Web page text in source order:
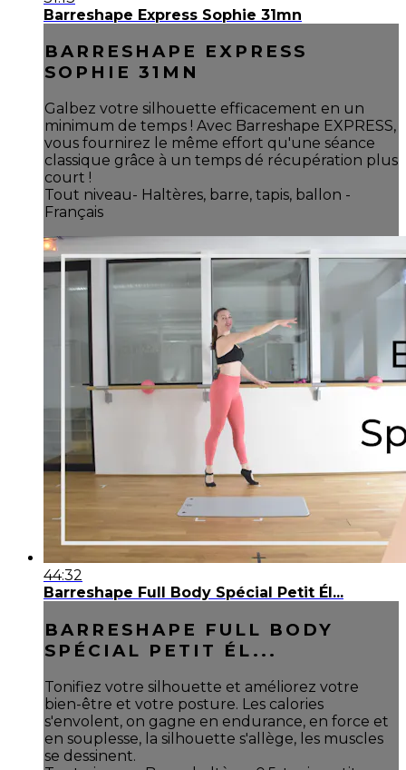
Barreshape Express Sophie 31mn
BARRESHAPE EXPRESS
SOPHIE 31MN
Galbez votre silhouette efficacement en un
minimum de temps ! Avec Barreshape EXPRESS,
vous fournirez le même effort qu'une séance
classique grâce à un temps dé récupération plus
court !
Tout niveau- Haltères, barre, tapis, ballon -
Français
44:32
Barreshape Full Body Spécial Petit Él...
BARRESHAPE FULL BODY
SPÉCIAL PETIT ÉL...
Tonifiez votre silhouette et améliorez votre
bien-être et votre posture. Les calories
s'envolent, on gagne en endurance, en force et
en souplesse, la silhouette s'allège, les muscles
se dessinent.